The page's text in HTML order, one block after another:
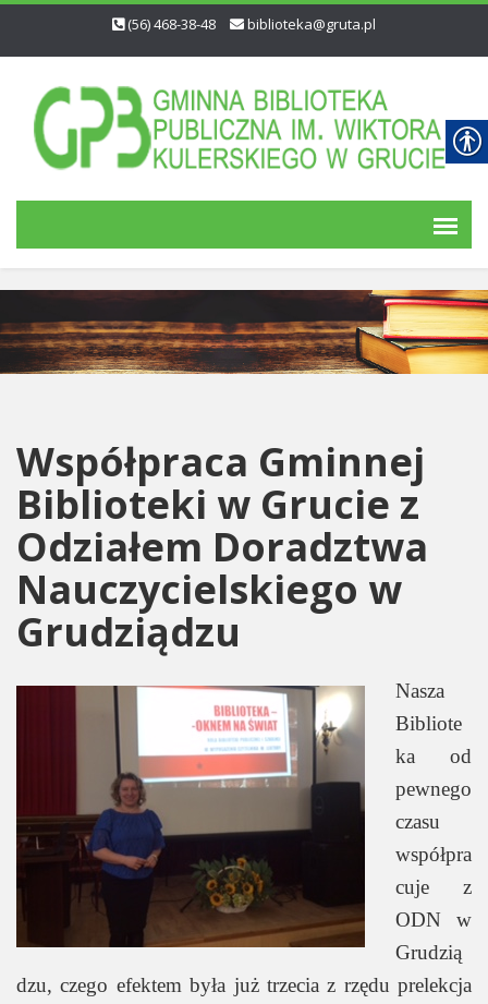
(56) 468-38-48 biblioteka@gruta.pl
Współpraca Gminnej
Biblioteki w Grucie z
Odziałem Doradztwa
Nauczycielskiego w
Grudziądzu
Nasza
Bibliote
ka od
pewnego
czasu
współpra
cuje z
ODN w
Grudzią
dzu, czego efektem była już trzecia z rzędu prelekcja